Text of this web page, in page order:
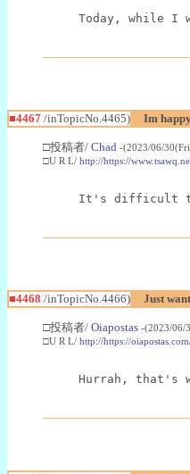
Today, while I
■4467 /inTopicNo.4465) Im
□投稿者/ Chad -(2023/06/
□U R L/ http://https://
It's difficult to
■4468 /inTopicNo.4466) Just
□投稿者/ Oiapostas -(2023/
□U R L/ http://https://
Hurrah, that's